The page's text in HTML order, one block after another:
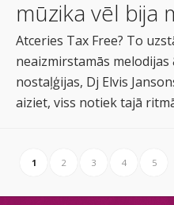
mūzika vēl bija
Atceries Tax Free? To
neaizmirstamās melodijas
nostaļģijas, Dj Elvis
aiziet, viss notiek tajā
1 2 3 4 5